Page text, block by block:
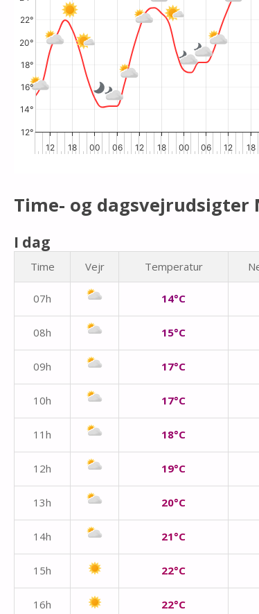
12 18 00 06 12 18 00 06 12 18
12°
14°
16°
18°
20°
22°
Time- og dagsvejrudsigter
I dag
Time Vejr Temperatur
07h 14°C
08h 15°C
09h 17°C
10h 17°C
11h 18°C
12h 19°C
13h 20°C
14h 21°C
15h 22°C
16h 22°C